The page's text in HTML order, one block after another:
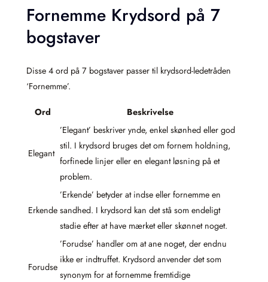
Fornemme Krydsord på 7
bogstaver
Disse 4 ord på 7 bogstaver passer til krydsord-ledetråden
‘Fornemme’.
Ord Beskrivelse
Elegant
’Elegant’ beskriver ynde, enkel skønhed eller god
stil. I krydsord bruges det om fornem holdning,
forfinede linjer eller en elegant løsning på et
problem.
Erkende
’Erkende’ betyder at indse eller fornemme en
sandhed. I krydsord kan det stå som endeligt
stadie efter at have mærket eller skønnet noget.
Forudse
’Forudse’ handler om at ane noget, der endnu
ikke er indtruffet. Krydsord anvender det som
synonym for at fornemme fremtidige